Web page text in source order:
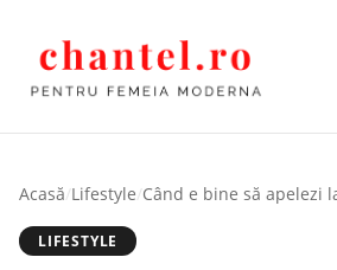
Acasă/Lifestyle/
LIFESTYLE